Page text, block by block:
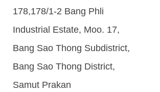
178,178/1-2 Bang Phli
Industrial Estate, Moo. 17,
Bang Sao Thong Subdistrict,
Bang Sao Thong District,
Samut Prakan